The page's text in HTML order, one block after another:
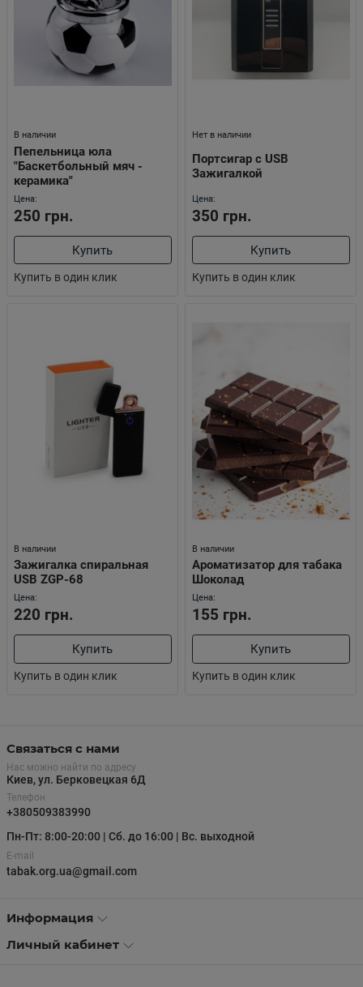
В наличии
Пепельница юла
"Баскетбольный мяч -
керамика"
Цена:
250 грн.
Купить
Купить в один клик
Нет в наличии
Портсигар с USB
Зажигалкой
Цена:
350 грн.
Купить
Купить в один клик
В наличии
Зажигалка спиральная
USB ZGP-68
Цена:
220 грн.
Купить
Купить в один клик
В наличии
Ароматизатор для табака
Шоколад
Цена:
155 грн.
Купить
Купить в один клик
Связаться с нами
Нас можно найти по адресу
Киев, ул. Берковецкая 6Д
Телефон
+380509383990
Пн-Пт: 8:00-20:00 | Сб. до 16:00 | Вс. выходной
E-mail
tabak.org.ua@gmail.com
Информация
Личный кабинет